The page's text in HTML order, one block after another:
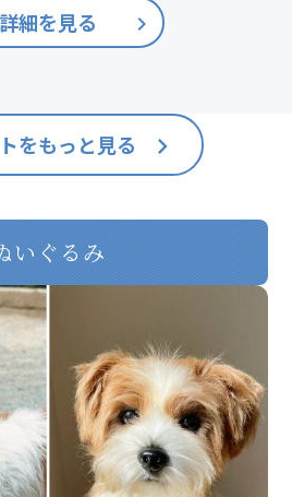
詳細を見る keyboard_arrow_right
をもっと見る keyboard_arrow_right
いぐるみ